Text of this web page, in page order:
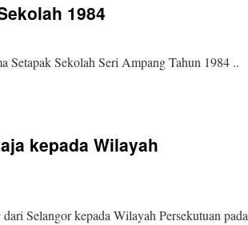
1984
Setapak Sekolah Seri Ampang Tahun 1984 ..
kepada Wilayah
Selangor kepada Wilayah Persekutuan pada